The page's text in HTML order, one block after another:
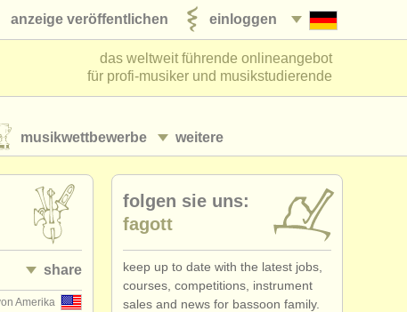
einloggen
anzeige veröffentlichen
das weltweit führende onlineangebot
für profi-musiker und musikstudierende
weitere
musikwettbewerbe
share
Amerika
folgen sie uns:
fagott
keep up to date with the latest jobs,
courses, competitions, instrument
sales and news for bassoon family.